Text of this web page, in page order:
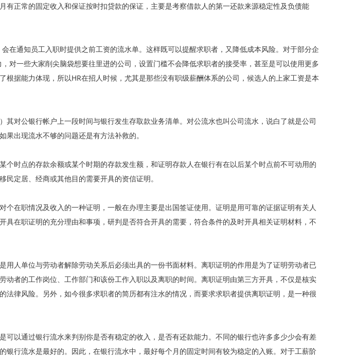
有正常的固定收入和保证按时扣贷款的保证，主要是考察借款人的第一还款来源稳定性及负债能
在通知员工入职时提供之前工资的流水单。这样既可以提醒求职者，又降低成本风险。对于部分企
对一些大家削尖脑袋想要往里进的公司，设置门槛不会降低求职者的接受率，甚至是可以使用更多
根据能力体现，所以HR在招人时候，尤其是那些没有职级薪酬体系的公司，候选人的上家工资是本
对公银行帐户上一段时间与银行发生存取款业务清单。对公流水也叫公司流水，说白了就是公司
出现流水不够的问题还是有方法补救的。
个时点的存款余额或某个时期的存款发生额，和证明存款人在银行有在以后某个时点前不可动用的
定居、经商或其他目的需要开具的资信证明。
在职情况及收入的一种证明，一般在办理主要是出国签证使用。证明是用可靠的证据证明有关人
具在职证明的充分理由和事项，研判是否符合开具的需要，符合条件的及时开具相关证明材料，不
用人单位与劳动者解除劳动关系后必须出具的一份书面材料。离职证明的作用是为了证明劳动者已
动者的工作岗位、工作部门和该份工作入职以及离职的时间。离职证明由第三方开具，不仅是核实
法律风险。另外，如今很多求职者的简历都有注水的情况，而要求求职者提供离职证明，是一种很
可以通过银行流水来判别你是否有稳定的收入，是否有还款能力。不同的银行也许多多少少会有差
银行流水是最好的。因此，在银行流水中，最好每个月的固定时间有较为稳定的入账。对于工薪阶